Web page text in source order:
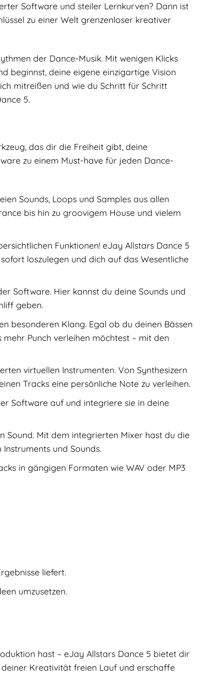
Software und steiler Lernkurven? Dann ist
zu einer Welt grenzenloser kreativer
der Dance-Musik. Mit wenigen Klicks
beginnst, deine eigene einzigartige Vision
mitreißen und wie du Schritt für Schritt
5.
das dir die Freiheit gibt, deine
zu einem Must-have für jeden Dance-
Sounds, Loops und Samples aus allen
bis hin zu groovigem House und vielem
Funktionen! eJay Allstars Dance 5
loszulegen und dich auf das Wesentliche
Software. Hier kannst du deine Sounds und
geben.
besonderen Klang. Egal ob du deinen Bässen
Punch verleihen möchtest – mit den
virtuellen Instrumenten. Von Synthesizern
Tracks eine persönliche Note zu verleihen.
Software auf und integriere sie in deine
Sound. Mit dem integrierten Mixer hast du die
und Sounds.
in gängigen Formaten wie WAV oder MP3
liefert.
umzusetzen.
hast – eJay Allstars Dance 5 bietet dir
Kreativität freien Lauf und erschaffe